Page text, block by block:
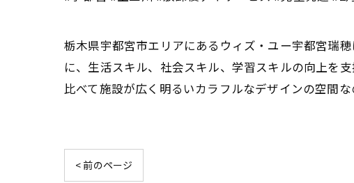
栃木県宇都宮市エリアにあるウィズ・ユー宇都宮瑞
に、生活スキル、社会スキル、学習スキルの向上を
比べて施設が広く明るいカラフルなデザインの空間
< 前のページ